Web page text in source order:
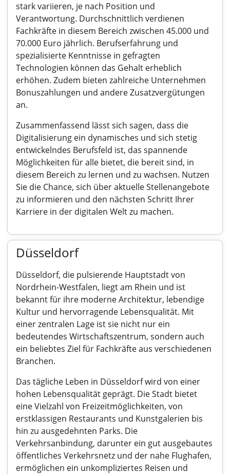
stark variieren, je nach Position und
Verantwortung. Durchschnittlich verdienen
Fachkräfte in diesem Bereich zwischen 45.000 und
70.000 Euro jährlich. Berufserfahrung und
spezialisierte Kenntnisse in gefragten
Technologien können das Gehalt erheblich
erhöhen. Zudem bieten zahlreiche Unternehmen
Bonuszahlungen und andere Zusatzvergütungen
an.
Zusammenfassend lässt sich sagen, dass die
Digitalisierung ein dynamisches und sich stetig
entwickelndes Berufsfeld ist, das spannende
Möglichkeiten für alle bietet, die bereit sind, in
diesem Bereich zu lernen und zu wachsen. Nutzen
Sie die Chance, sich über aktuelle Stellenangebote
zu informieren und den nächsten Schritt Ihrer
Karriere in der digitalen Welt zu machen.
Düsseldorf
Düsseldorf, die pulsierende Hauptstadt von
Nordrhein-Westfalen, liegt am Rhein und ist
bekannt für ihre moderne Architektur, lebendige
Kultur und hervorragende Lebensqualität. Mit
einer zentralen Lage ist sie nicht nur ein
bedeutendes Wirtschaftszentrum, sondern auch
ein beliebtes Ziel für Fachkräfte aus verschiedenen
Branchen.
Das tägliche Leben in Düsseldorf wird von einer
hohen Lebensqualität geprägt. Die Stadt bietet
eine Vielzahl von Freizeitmöglichkeiten, von
erstklassigen Restaurants und Kunstgalerien bis
hin zu ausgedehnten Parks. Die
Verkehrsanbindung, darunter ein gut ausgebautes
öffentliches Verkehrsnetz und der nahe Flughafen,
ermöglichen ein unkompliziertes Reisen und